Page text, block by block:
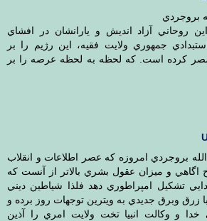
بروجردي
روحاني آزاد انديش و يارانشان در افشاي
جمهوري ولايت فقيه، اين رژيم را بر
مصر كرده است. كه لحظه به لحظه عرصه را بر
الله بروجردي امروزه كه عصر اطلاعات و انقلاب
و ميزان عقول بشري بالاتر از آنست كه
تشكيل امپراطوري دهد فلذا شياطين ديني
زرق وبرق جديدي به ويترين توجهات روز برده و
خدا و وكالت انبيا تخت ولايت امري را آذين